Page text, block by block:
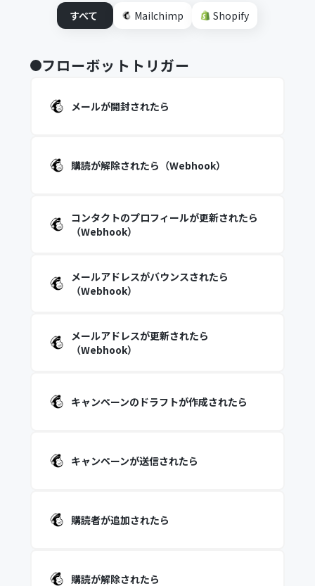
すべて
Mailchimp Shopify
フローボットトリガー
メールが開封されたら
購読が解除されたら（Webhook）
コンタクトのプロフィールが更新されたら
（Webhook）
メールアドレスがバウンスされたら
（Webhook）
メールアドレスが更新されたら
（Webhook）
キャンペーンのドラフトが作成されたら
キャンペーンが送信されたら
購読者が追加されたら
購読が解除されたら